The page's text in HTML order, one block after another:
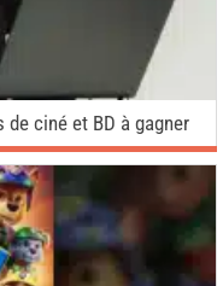
ciné et BD à gagner